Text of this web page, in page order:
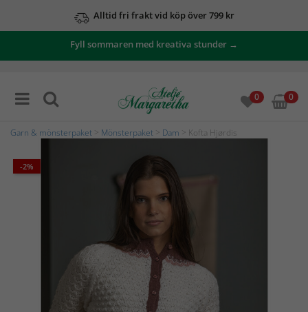
Alltid fri frakt vid köp över 799 kr
Fyll sommaren med kreativa stunder →
0 0
Garn & mönsterpaket Mönsterpaket Dam > Kofta Hjørdis
-2%